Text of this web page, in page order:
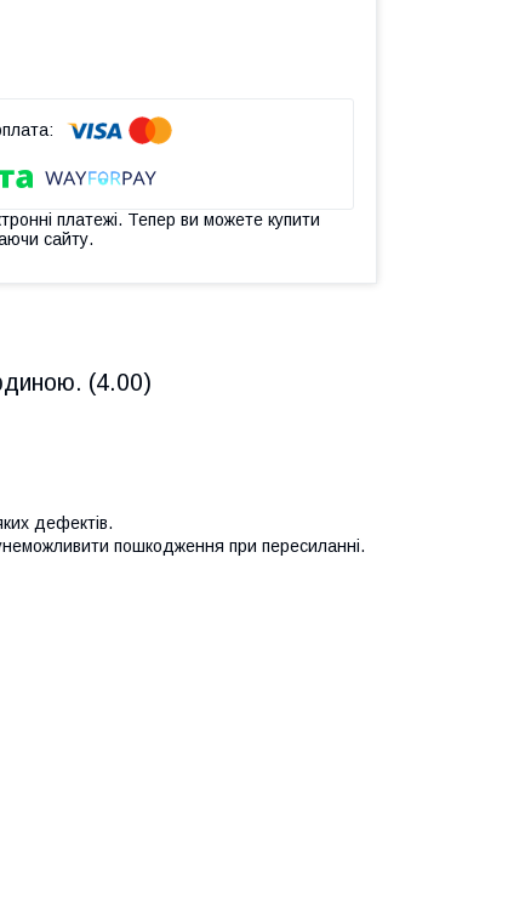
платежі. Тепер ви можете купити
сайту.
(4.00)
дефектів.
пошкодження при пересиланні.